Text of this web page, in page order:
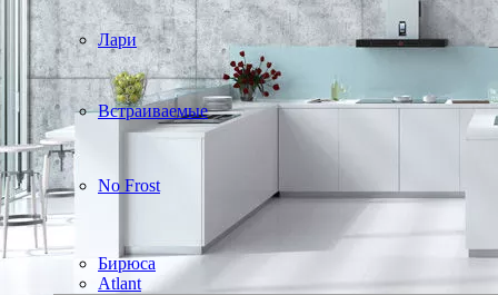
Лари
Встраиваемые
No Frost
Бирюса
Atlant